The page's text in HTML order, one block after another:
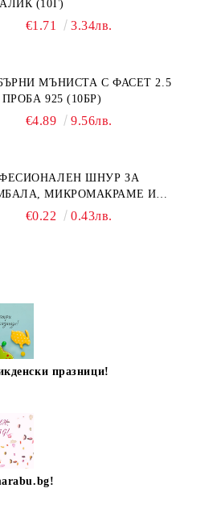
(10Г)
€1.71 3.34лв.
МЪНИСТА С ФАСЕТ 2.5
ММ, ПРОБА 925 (10БР)
€4.89 9.56лв.
ШНУР ЗА
МИКРОМАКРАМЕ И
ЦВЯТ ЛЮЛЯК1ММ
€0.22 0.43лв.
празници!